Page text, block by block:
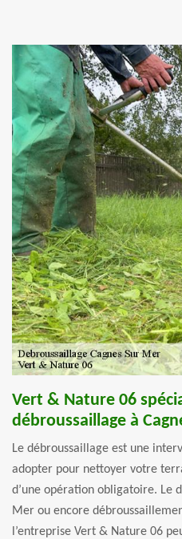
Vert & Nature 06
débroussaillage à
Le débroussaillage est une
adopter pour nettoyer votre
d’une opération obligatoire. Le
Mer ou encore
l’entreprise Vert & Nature 06